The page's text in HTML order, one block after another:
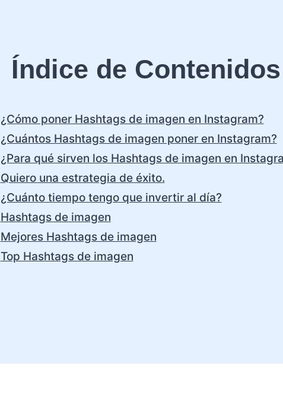
Índice de
¿Cómo poner Hashtags de imagen en Instagram?
¿Cuántos Hashtags de imagen poner en Instagram?
¿Para qué sirven los Hashtags de imagen en
Quiero una estrategia de éxito.
¿Cuánto tiempo tengo que invertir al día?
Hashtags de imagen
Mejores Hashtags de imagen
Top Hashtags de imagen